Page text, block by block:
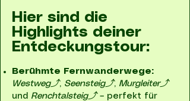
Hier sind die
Highlights deiner
Entdeckungstour:
Berühmte Fernwanderwege:
Westweg⤴, Seensteig⤴, Murgleiter⤴
und Renchtalsteig⤴– perfekt für